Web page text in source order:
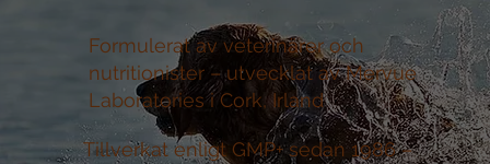
Formulerat av veterinärer och
nutritionister –utvecklat av Mervue
Laboratories i Cork, Irland
Tillverkat enligt GMP+ sedan 1986 –